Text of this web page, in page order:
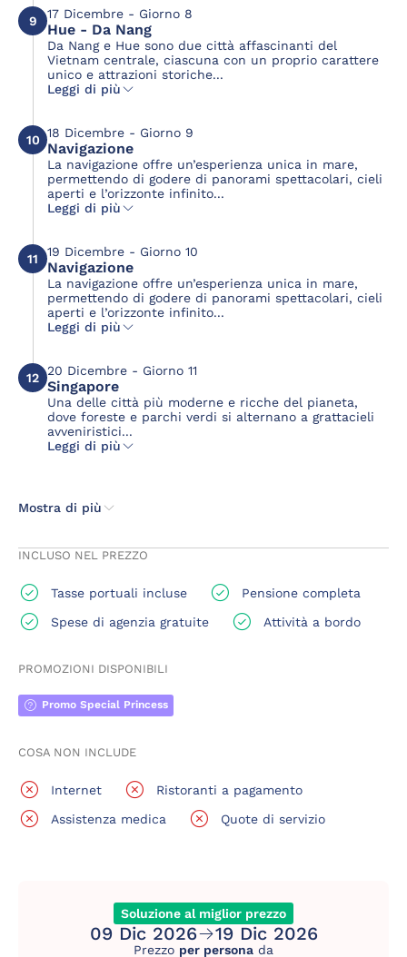
9 17 Dicembre - Giorno 8
Hue - Da Nang
Da Nang e Hue sono due città affascinanti del
Vietnam centrale, ciascuna con un proprio carattere
unico e attrazioni storiche...
Leggi di più
10 18 Dicembre - Giorno 9
Navigazione
La navigazione offre un’esperienza unica in mare,
permettendo di godere di panorami spettacolari, cieli
aperti e l’orizzonte infinito...
Leggi di più
11 19 Dicembre - Giorno 10
Navigazione
La navigazione offre un’esperienza unica in mare,
permettendo di godere di panorami spettacolari, cieli
aperti e l’orizzonte infinito...
Leggi di più
12 20 Dicembre - Giorno 11
Singapore
Una delle città più moderne e ricche del pianeta,
dove foreste e parchi verdi si alternano a grattacieli
avveniristici...
Leggi di più
Mostra di più
INCLUSO NEL PREZZO
Tasse portuali incluse
Pensione completa
Spese di agenzia gratuite
Attività a bordo
PROMOZIONI DISPONIBILI
Promo Special Princess
COSA NON INCLUDE
Internet
Ristoranti a pagamento
Assistenza medica
Quote di servizio
Soluzione al miglior prezzo
09 Dic 2026 19 Dic 2026
Prezzo per persona da